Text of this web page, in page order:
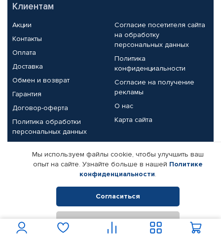
Клиентам
Акции
Контакты
Оплата
Доставка
Обмен и возврат
Гарантия
Договор-оферта
Политика обработки
персональных данных
Согласие посетителя сайта
на обработку
персональных данных
Политика
конфиденциальности
Согласие на получение
рекламы
О нас
Карта сайта
Партнерам
Корпоративным клиентам
Поставщикам
Реквизиты компании
© КАМАЗ ЦЕНТР ДОНЕЦК, 2015-2026. Все права защищены.
Интернет-магазин автомобильных товаров Автопрофи.
Мы используем файлы cookie, чтобы улучшить ваш
опыт на сайте. Узнайте больше в нашей Политике
конфиденциальности.
Согласиться
Отклонить